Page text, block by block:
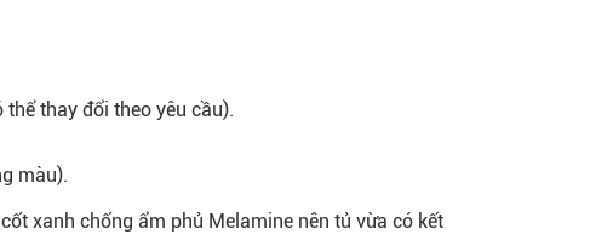
thay đổi theo yêu cầu).
màu).
xanh chống ẩm phủ Melamine nên tủ vừa có kết